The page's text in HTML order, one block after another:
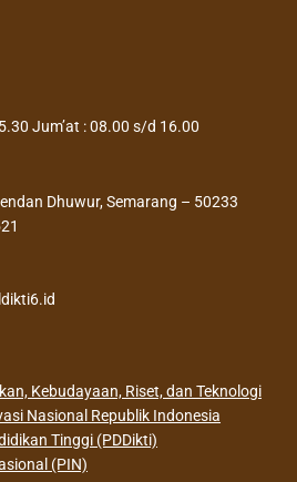
Jum’at : 08.00 s/d 16.00
Dhuwur, Semarang – 50233
Kebudayaan, Riset, dan Teknologi
Nasional Republik Indonesia
Tinggi (PDDikti)
(PIN)